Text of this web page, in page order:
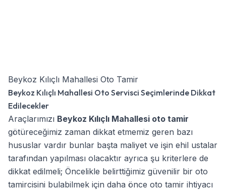
Beykoz Kılıçlı Mahallesi Oto Tamir
Beykoz Kılıçlı Mahallesi Oto Servisci Seçimlerinde Dikkat
Edilecekler
Araçlarımızı Beykoz Kılıçlı Mahallesi oto tamir
götüreceğimiz zaman dikkat etmemiz geren bazı
hususlar vardır bunlar başta maliyet ve işin ehil ustalar
tarafından yapılması olacaktır ayrıca şu kriterlere de
dikkat edilmeli; Öncelikle belirttiğimiz güvenilir bir oto
tamircisini bulabilmek için daha önce oto tamir ihtiyacı